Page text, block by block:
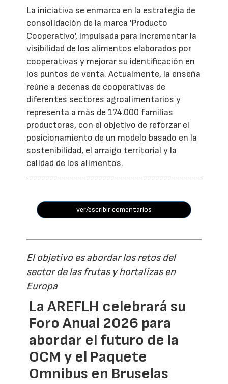
La iniciativa se enmarca en la estrategia de
consolidación de la marca 'Producto
Cooperativo', impulsada para incrementar la
visibilidad de los alimentos elaborados por
cooperativas y mejorar su identificación en
los puntos de venta. Actualmente, la enseña
reúne a decenas de cooperativas de
diferentes sectores agroalimentarios y
representa a más de 174.000 familias
productoras, con el objetivo de reforzar el
posicionamiento de un modelo basado en la
sostenibilidad, el arraigo territorial y la
calidad de los alimentos.
ver/escribir comentarios
El objetivo es abordar los retos del
sector de las frutas y hortalizas en
Europa
La AREFLH celebrará su
Foro Anual 2026 para
abordar el futuro de la
OCM y el Paquete
Omnibus en Bruselas